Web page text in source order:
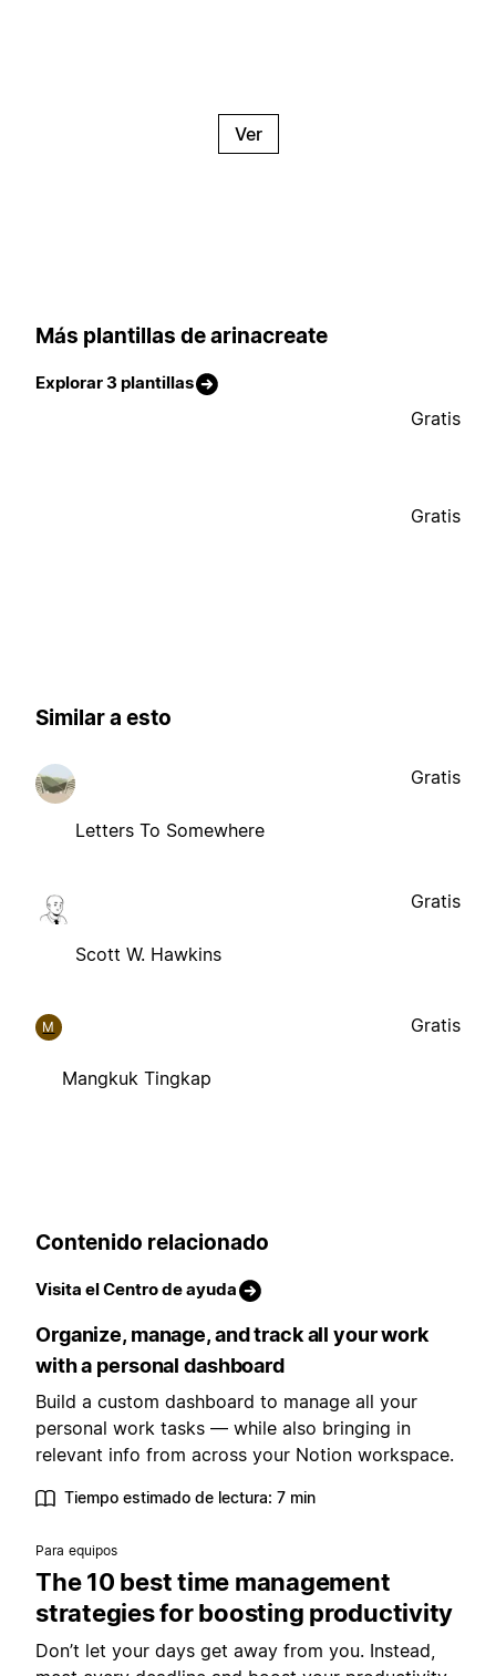
Ver
Más plantillas de arinacreate
Explorar 3 plantillas
Gratis
Gratis
Similar a esto
Letters To Somewhere
Gratis
Scott W. Hawkins
Gratis
M
Mangkuk Tingkap
Gratis
Contenido relacionado
Visita el Centro de ayuda
Organize, manage, and track all your work
with a personal dashboard
Build a custom dashboard to manage all your
personal work tasks — while also bringing in
relevant info from across your Notion workspace.
Tiempo estimado de lectura: 7 min
Para equipos
The 10 best time management
strategies for boosting productivity
Don’t let your days get away from you. Instead,